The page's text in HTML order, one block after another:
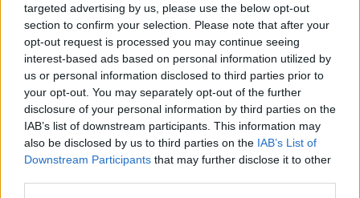
targeted advertising by us, please use the below opt-out
section to confirm your selection. Please note that after your
opt-out request is processed you may continue seeing
interest-based ads based on personal information utilized by
us or personal information disclosed to third parties prior to
your opt-out. You may separately opt-out of the further
disclosure of your personal information by third parties on the
IAB’s list of downstream participants. This information may
also be disclosed by us to third parties on the IAB’s List of
Downstream Participants that may further disclose it to other
Trouver des vinyles et des CD sur
Trouver un instrument de musique ou une partition au
meilleur prix sur
⇑
Paroles + Traduction Téléchargement
Vidéos
Commentaires
Voir la vidéo de «Paradise»